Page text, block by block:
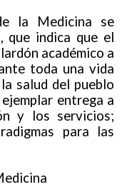
la Medicina se
que indica que el
académico a
toda una vida
salud del pueblo
entrega a
y los servicios;
para las